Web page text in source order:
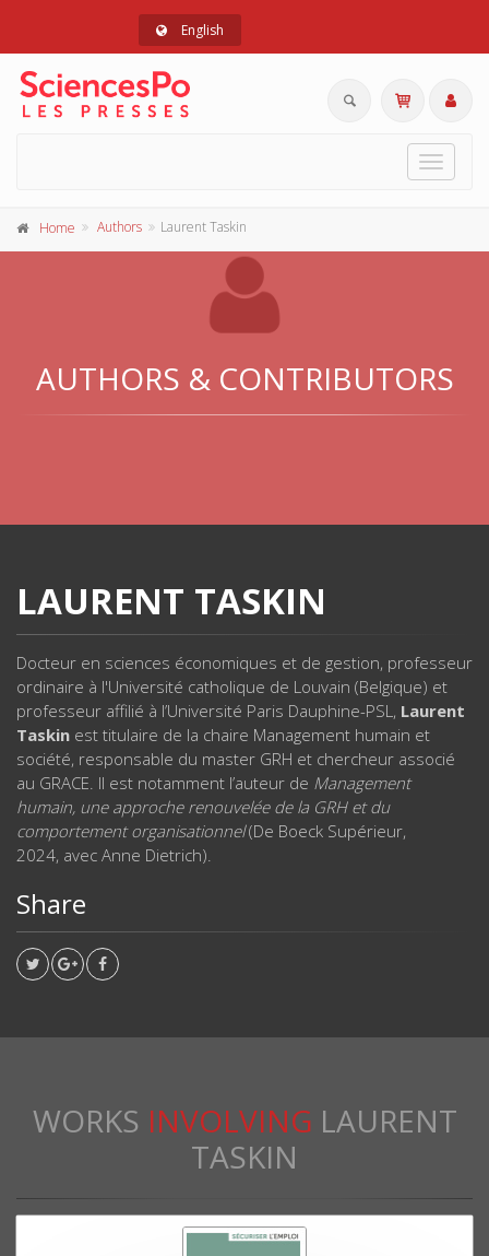
English
Toggle
Home Authors Laurent Taskin
AUTHORS & CONTRIBUTORS
LAURENT TASKIN
Docteur en sciences économiques et de gestion, professeur
ordinaire à l'Université catholique de Louvain (Belgique) et
professeur affilié à l’Université Paris Dauphine-PSL, Laurent
Taskin est titulaire de la chaire Management humain et
société, responsable du master GRH et chercheur associé
au GRACE. Il est notamment l’auteur de Management
humain, une approche renouvelée de la GRH et du
comportement organisationnel(De Boeck Supérieur,
2024, avec Anne Dietrich).
Share
WORKS INVOLVING LAURENT
TASKIN